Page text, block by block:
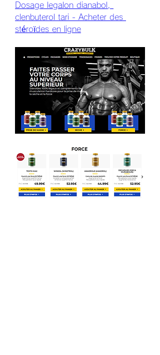
Dosage legalon dianabol,
clenbuterol tari - Acheter des
stéroïdes en ligne